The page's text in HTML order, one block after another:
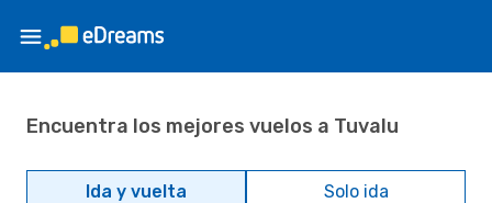
Encuentra los mejores vuelos a Tuvalu
Ida y vuelta Solo ida